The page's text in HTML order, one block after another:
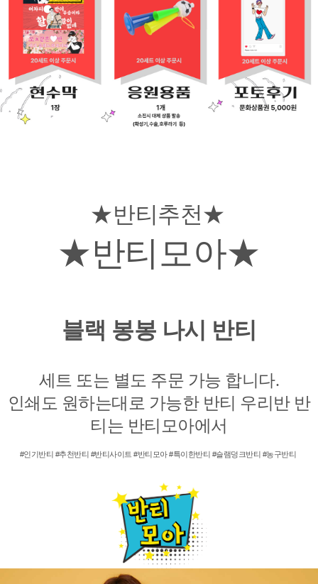
★반티추천★
★반티모아★
블랙 봉봉 나시 반티
세트 또는 별도 주문 가능 합니다.
인쇄도 원하는대로 가능한 반티 우리반 반
티는 반티모아에서
#인기반티 #추천반티 #반티사이트 #반티모아 #특이한반티 #슬램덩크반티 #농구반티